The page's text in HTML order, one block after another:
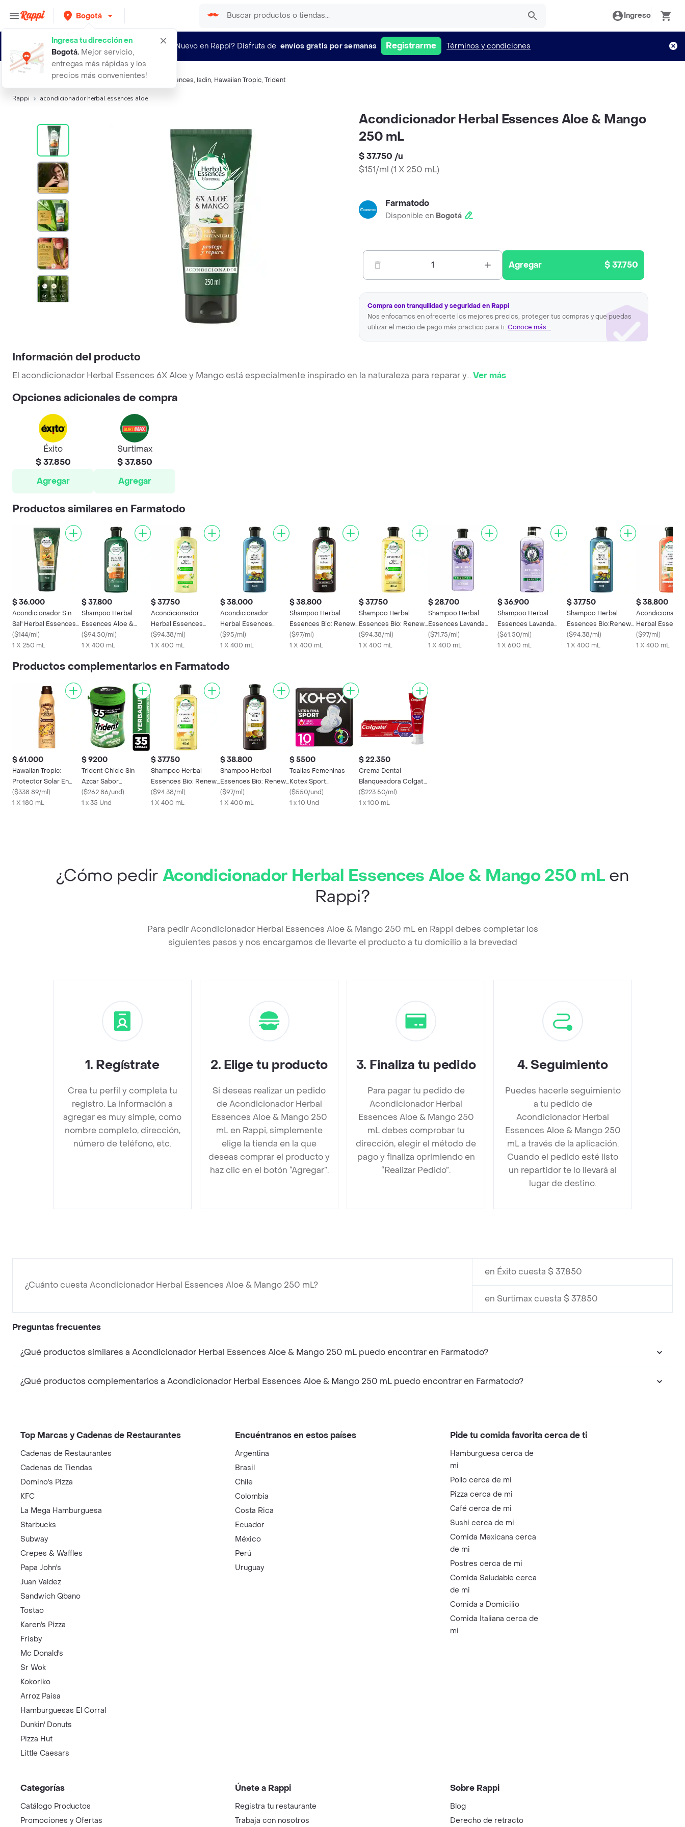
Bogotá
Ingresa tu dirección en
Bogotá. Mejor servicio,
entregas más rápidas y los
precios más convenientes!
Ingreso
¿Nuevo en Rappi? Disfruta de envíos gratis por semanas Registrarme Términos y condiciones
Búsquedas relacionadas:Acondicionador,Herbal Essences, Isdin, Hawaiian Tropic, Trident
Rappi acondicionador herbal essences aloe
Acondicionador Herbal Essences Aloe & Mango
250 mL
$ 37.750 /u
$151/ml (1 X 250 mL)
Farmatodo
Disponible en Bogotá
1 Agregar $ 37.750
Compra con tranquilidad y seguridad en Rappi
Nos enfocamos en ofrecerte los mejores precios, proteger tus compras y que puedas
utilizar el medio de pago más practico para ti. Conoce más...
Información del producto
El acondicionador Herbal Essences 6X Aloe y Mango está especialmente inspirado en la naturaleza para reparar y...Ver más
Opciones adicionales de compra
Éxito
$ 37.850
Agregar
Surtimax
$ 37.850
Agregar
Productos similares en Farmatodo
$ 36.000
Acondicionador Sin
Sal' Herbal Essences
Nutre e Hidrata 250
mL
($144/ml)
1 X 250 mL
$ 37.800
Shampoo Herbal
Essences Aloe &
Mango 400 mL
($94.50/ml)
1 X 400 mL
$ 37.750
Acondicionador
Herbal Essences
Bio:Renew Manzanilla
400 ml
($94.38/ml)
1 X 400 mL
$ 38.000
Acondicionador
Herbal Essences
Aceite de Argan 400
mL
($95/ml)
1 X 400 mL
$ 38.800
Shampoo Herbal
Essences Bio: Renew
Leche de Coco 400
mL
($97/ml)
1 X 400 mL
$ 37.750
Shampoo Herbal
Essences Bio: Renew
Manzanilla 400 mL
($94.38/ml)
1 X 400 mL
$ 28.700
Shampoo Herbal
Essences Lavanda
400 mL
($71.75/ml)
1 X 400 mL
$ 36.900
Shampoo Herbal
Essences Lavanda
600 mL
($61.50/ml)
1 X 600 mL
$ 37.750
Shampoo Herbal
Essences Bio:Renew
Aceite de Argan de
Marruecos Champu
($94.38/ml)
1 X 400 mL
$ 38.800
Acondicionador
Herbal
Bio:Renew
Menta Rinse
($97/ml)
1 X 400 mL
Productos complementarios en Farmatodo
$ 61.000
Hawaiian Tropic:
Protector Solar En
Spray Silk Fps50+
($338.89/ml)
1 X 180 mL
$ 9200
Trident Chicle Sin
Azcar Sabor
Yerbabuena 35 Und
($262.86/und)
1 x 35 Und
$ 37.750
Shampoo Herbal
Essences Bio: Renew
Manzanilla 400 mL
($94.38/ml)
1 X 400 mL
$ 38.800
Shampoo Herbal
Essences Bio: Renew
Leche de Coco 400
mL
($97/ml)
1 X 400 mL
$ 5500
Toallas Femeninas
Kotex Sport
Ultradelgadas 10
Unidades
($550/und)
1 x 10 Und
$ 22.350
Crema Dental
Blanqueadora Colgate
Luminous White 100
mL
($223.50/ml)
1 x 100 mL
¿Cómo pedir Acondicionador Herbal Essences Aloe & Mango 250 mL en
Rappi?
Para pedir Acondicionador Herbal Essences Aloe & Mango 250 mL en Rappi debes completar los
siguientes pasos y nos encargamos de llevarte el producto a tu domicilio a la brevedad
1. Regístrate
Crea tu perfil y completa tu
registro. La información a
agregar es muy simple, como
nombre completo, dirección,
número de teléfono, etc.
2. Elige tu producto
Si deseas realizar un pedido
de Acondicionador Herbal
Essences Aloe & Mango 250
mL en Rappi, simplemente
elige la tienda en la que
deseas comprar el producto y
haz clic en el botón “Agregar”.
3. Finaliza tu pedido
Para pagar tu pedido de
Acondicionador Herbal
Essences Aloe & Mango 250
mL debes comprobar tu
dirección, elegir el método de
pago y finaliza oprimiendo en
“Realizar Pedido”.
4. Seguimiento
Puedes hacerle seguimiento
a tu pedido de
Acondicionador Herbal
Essences Aloe & Mango 250
mL a través de la aplicación.
Cuando el pedido esté listo
un repartidor te lo llevará al
lugar de destino.
¿Cuánto cuesta Acondicionador Herbal Essences Aloe & Mango 250 mL?
en Éxito cuesta $ 37.850
en Surtimax cuesta $ 37.850
Preguntas frecuentes
¿Qué productos similares a Acondicionador Herbal Essences Aloe & Mango 250 mL puedo encontrar en Farmatodo?
¿Qué productos complementarios a Acondicionador Herbal Essences Aloe & Mango 250 mL puedo encontrar en Farmatodo?
Top Marcas y Cadenas de Restaurantes
Cadenas de Restaurantes
Cadenas de Tiendas
Domino's Pizza
KFC
La Mega Hamburguesa
Starbucks
Subway
Crepes & Waffles
Papa John's
Juan Valdez
Sandwich Qbano
Tostao
Karen's Pizza
Frisby
Mc Donald's
Sr Wok
Kokoriko
Arroz Paisa
Hamburguesas El Corral
Dunkin' Donuts
Pizza Hut
Little Caesars
Encuéntranos en estos países
Argentina
Brasil
Chile
Colombia
Costa Rica
Ecuador
México
Perú
Uruguay
Pide tu comida favorita cerca de ti
Hamburguesa cerca de
mi
Pollo cerca de mi
Pizza cerca de mi
Café cerca de mi
Sushi cerca de mi
Comida Mexicana cerca
de mi
Postres cerca de mi
Comida Saludable cerca
de mi
Comida a Domicilio
Comida Italiana cerca de
mi
Categorías
Catálogo Productos
Promociones y Ofertas
Únete a Rappi
Registra tu restaurante
Trabaja con nosotros
Sobre Rappi
Blog
Derecho de retracto